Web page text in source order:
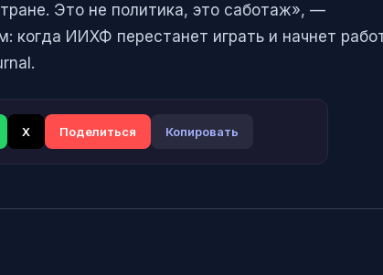
Это не политика, это саботаж», —
когда ИИХФ перестанет играть и начнет
X Поделиться Копировать